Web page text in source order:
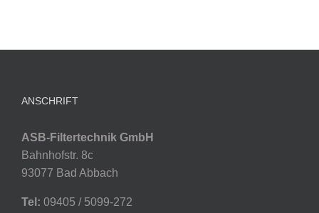
ANSCHRIFT
ASB-Filtertechnik GmbH
Bahnhofstr. 8c
93077 Bad Abbach
Tel: 09405 / 5099-272